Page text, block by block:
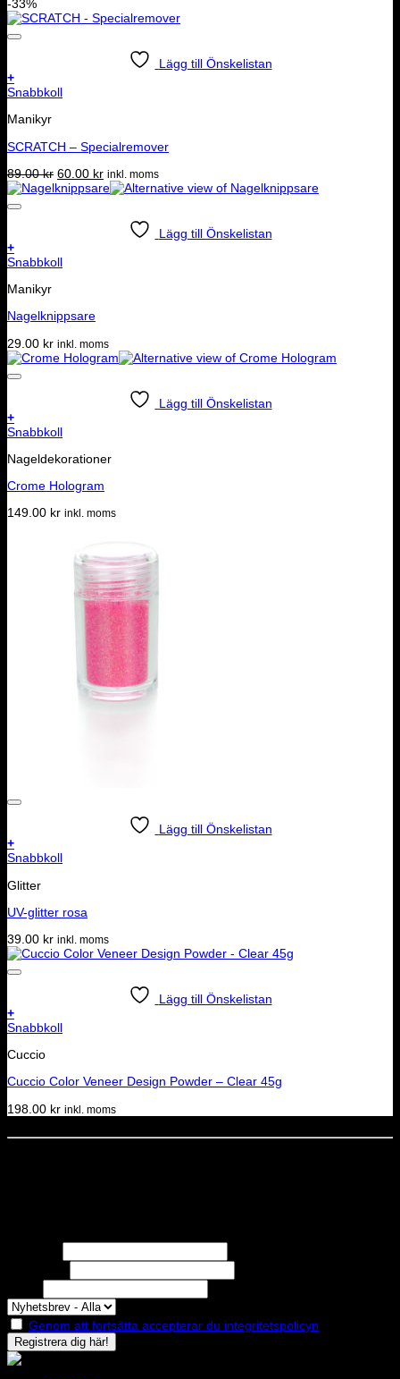
-33%
Lägg till Önskelistan
+
Snabbkoll
Manikyr
SCRATCH – Specialremover
89.00kr Det
ursprungliga
60.00 krDet
nuvarande
60.00 kr.
inkl. moms
Lägg till Önskelistan
+
Snabbkoll
Manikyr
Nagelknippsare
29.00 kr inkl. moms
Lägg till Önskelistan
+
Snabbkoll
Nageldekorationer
Crome Hologram
149.00 kr inkl. moms
Lägg till Önskelistan
+
Snabbkoll
Glitter
UV-glitter rosa
39.00 kr inkl. moms
Lägg till Önskelistan
+
Snabbkoll
Cuccio
Cuccio Color Veneer Design Powder – Clear 45g
198.00 kr inkl. moms
Genom att fortsätta accepterar du integritetspolicyn